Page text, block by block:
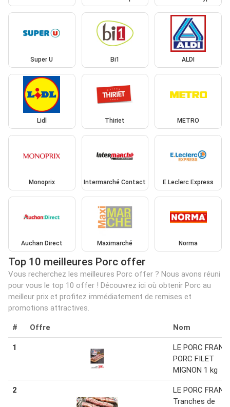
Super U Bi1 ALDI
Lidl Thiriet METRO
Monoprix Intermarché Contact E.Leclerc Express
Auchan Direct Maximarché Norma
Top 10 meilleures Porc offer
Vous recherchez les meilleures Porc offer ? Nous avons réuni
pour vous le top 10 offer ! Découvrez ici où obtenir Porc au
meilleur prix et profitez immédiatement de remises et
promotions attractives.
# Offre Nom
1
LE PORC
PORC FILET
MIGNON 1 kg
2
LE PORC
Tranches de